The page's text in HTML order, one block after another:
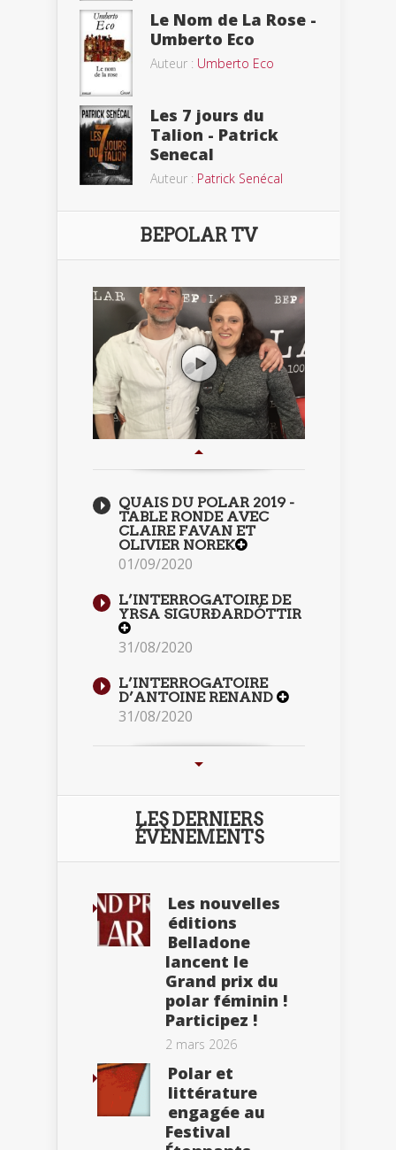
Le Nom de La Rose -
Umberto Eco
Auteur : Umberto Eco
Les 7 jours du
Talion - Patrick
Senecal
Auteur : Patrick Senécal
BEPOLAR TV
QUAIS DU POLAR 2019 -
TABLE RONDE AVEC
CLAIRE FAVAN ET
OLIVIER NOREK
01/09/2020
L’INTERROGATOIRE DE
YRSA SIGURÐARDÓTTIR
31/08/2020
L’INTERROGATOIRE
D’ANTOINE RENAND
31/08/2020
LES DERNIERS
ÉVÈNEMENTS
Les nouvelles
éditions
Belladone
lancent le
Grand prix du
polar féminin !
Participez !
2 mars 2026
Polar et
littérature
engagée au
Festival